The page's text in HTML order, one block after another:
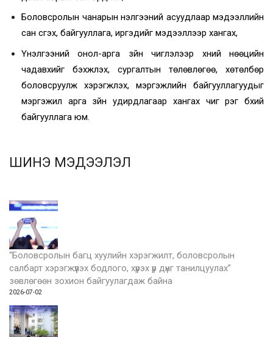
Боловсролын чанарын үнэлгээний асуудлаар мэдээллийн
сан үүсгэх, байгууллага, иргэдийг мэдээллээр хангах,
Үнэлгээний онол-арга зүйн чиглэлээр хүний нөөцийн
чадавхийг бэхжүүлэх, сургалтын төлөвлөгөө, хөтөлбөр
боловсруулж хэрэгжүүлэх, мэргэжлийн байгууллагуудыг
мэргэжил арга зүйн удирдлагаар хангах чиг үүрэг бүхий
байгууллага юм.
ШИНЭ МЭДЭЭЛЭЛ
“Боловсролын багц хуулийн хэрэгжилт, боловсролын
салбарт хэрэгжүүлэх бодлого, хүрэх үр дүнг танилцуулах”
зөвлөгөөн зохион байгуулагдаж байна
2026-07-02